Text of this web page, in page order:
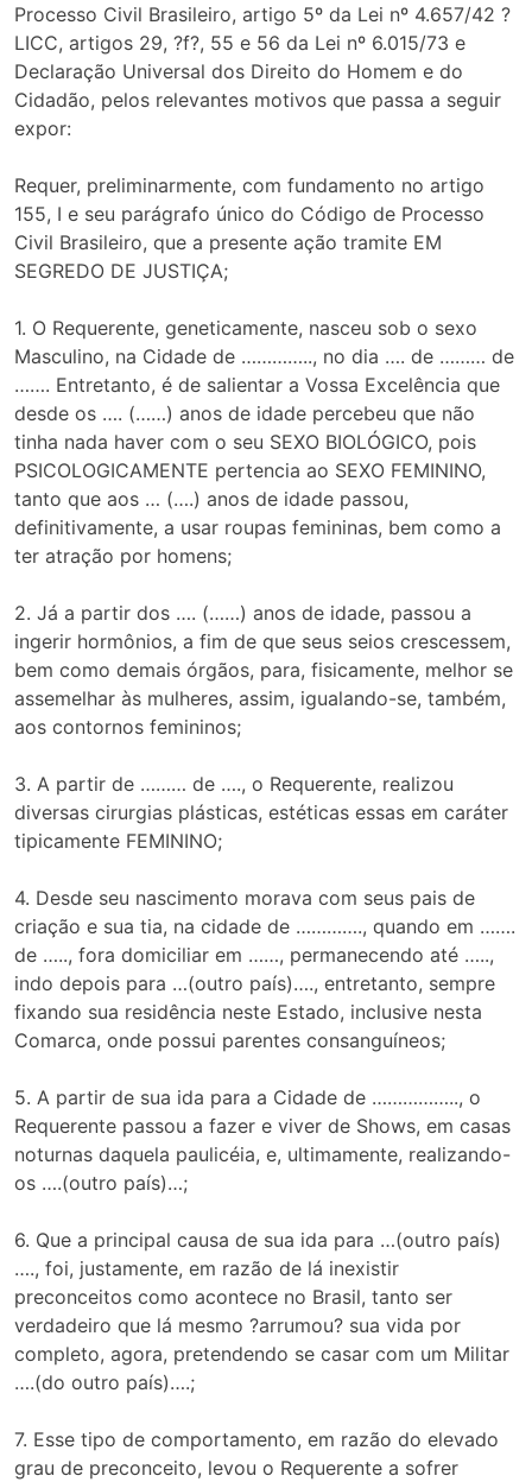
Processo Civil Brasileiro, artigo 5º da Lei nº 4.657/42 ?
LICC, artigos 29, ?f?, 55 e 56 da Lei nº 6.015/73 e
Declaração Universal dos Direito do Homem e do
Cidadão, pelos relevantes motivos que passa a seguir
expor:
Requer, preliminarmente, com fundamento no artigo
155, I e seu parágrafo único do Código de Processo
Civil Brasileiro, que a presente ação tramite EM
SEGREDO DE JUSTIÇA;
1. O Requerente, geneticamente, nasceu sob o sexo
Masculino, na Cidade de ………….., no dia …. de ……… de
……. Entretanto, é de salientar a Vossa Excelência que
desde os …. (……) anos de idade percebeu que não
tinha nada haver com o seu SEXO BIOLÓGICO, pois
PSICOLOGICAMENTE pertencia ao SEXO FEMININO,
tanto que aos … (….) anos de idade passou,
definitivamente, a usar roupas femininas, bem como a
ter atração por homens;
2. Já a partir dos …. (……) anos de idade, passou a
ingerir hormônios, a fim de que seus seios crescessem,
bem como demais órgãos, para, fisicamente, melhor se
assemelhar às mulheres, assim, igualando-se, também,
aos contornos femininos;
3. A partir de ……… de …., o Requerente, realizou
diversas cirurgias plásticas, estéticas essas em caráter
tipicamente FEMININO;
4. Desde seu nascimento morava com seus pais de
criação e sua tia, na cidade de …………., quando em …….
de ….., fora domiciliar em ……, permanecendo até …..,
indo depois para …(outro país)…., entretanto, sempre
fixando sua residência neste Estado, inclusive nesta
Comarca, onde possui parentes consanguíneos;
5. A partir de sua ida para a Cidade de …………….., o
Requerente passou a fazer e viver de Shows, em casas
noturnas daquela paulicéia, e, ultimamente, realizando-
os ….(outro país)…;
6. Que a principal causa de sua ida para …(outro país)
…., foi, justamente, em razão de lá inexistir
preconceitos como acontece no Brasil, tanto ser
verdadeiro que lá mesmo ?arrumou? sua vida por
completo, agora, pretendendo se casar com um Militar
….(do outro país)….;
7. Esse tipo de comportamento, em razão do elevado
grau de preconceito, levou o Requerente a sofrer